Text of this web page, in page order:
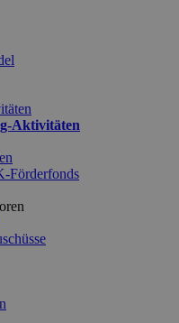
Aktivitäten
Förderfonds